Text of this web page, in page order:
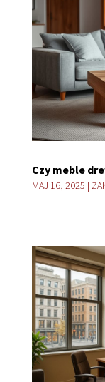
Czy meble
MAJ 16, 2025 |